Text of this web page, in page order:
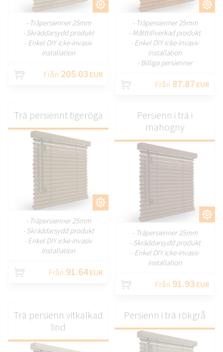
ANPASSA
- Träpersienner 25mm
- Skräddarsydd produkt
- Enkel DIY icke-invasiv
installation
Från 205.03 EUR
ANPASSA
- Träpersienner 25mm
- Måtttillverkad produkt
- Enkel DIY icke-invasiv
installation
- Billiga persienner
Från 87.87 EUR
ANPASSA
Trä persiennt tigeröga
- Träpersienner 25mm
- Skräddarsydd produkt
- Enkel DIY icke-invasiv
installation
Från 91.64 EUR
ANPASSA
Persienn i trä i
mahogny
- Träpersienner 25mm
- Skräddarsydd produkt
- Enkel DIY icke-invasiv
installation
Från 91.93 EUR
Trä persienn vitkalkad
lind
Persienn i trä rökgrå